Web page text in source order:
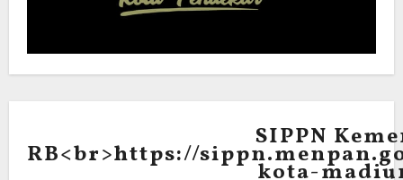
SIPPN
RB<br>https://
kota-